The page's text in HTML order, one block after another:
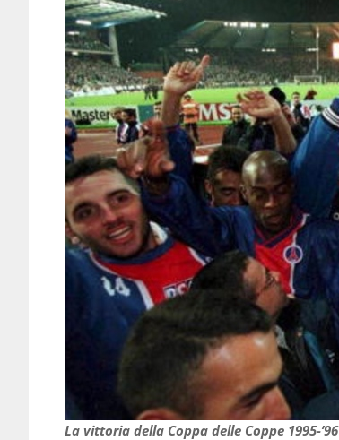
La vittoria della Coppa delle Coppe 1995-’96